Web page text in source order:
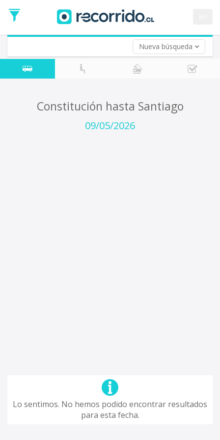
Nueva búsqueda
de
Ida
Vuelta (opcional)
Fecha
de
Constitución hasta Santiago
09/05/2026
Lo sentimos. No hemos podido encontrar resultados
para esta fecha.